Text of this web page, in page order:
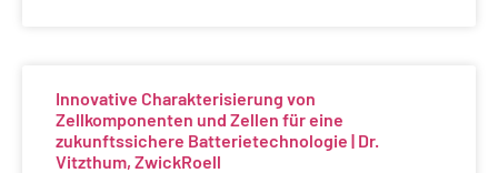
Innovative Charakterisierung von
Zellkomponenten und Zellen für eine
zukunftssichere Batterietechnologie | Dr.
Vitzthum, ZwickRoell